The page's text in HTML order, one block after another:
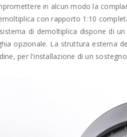
in alcun modo la
con rapporto 1:10
di demoltiplica dispone di
opzionale. La struttura esterna
per l'installazione di un